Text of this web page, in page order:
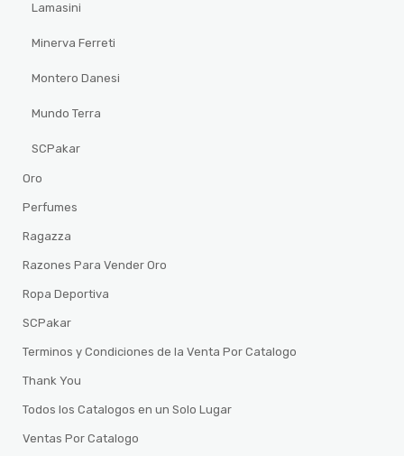
Lamasini
Minerva Ferreti
Montero Danesi
Mundo Terra
SCPakar
Oro
Perfumes
Ragazza
Razones Para Vender Oro
Ropa Deportiva
SCPakar
Terminos y Condiciones de la Venta Por Catalogo
Thank You
Todos los Catalogos en un Solo Lugar
Ventas Por Catalogo